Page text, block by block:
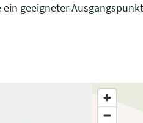
geeigneter